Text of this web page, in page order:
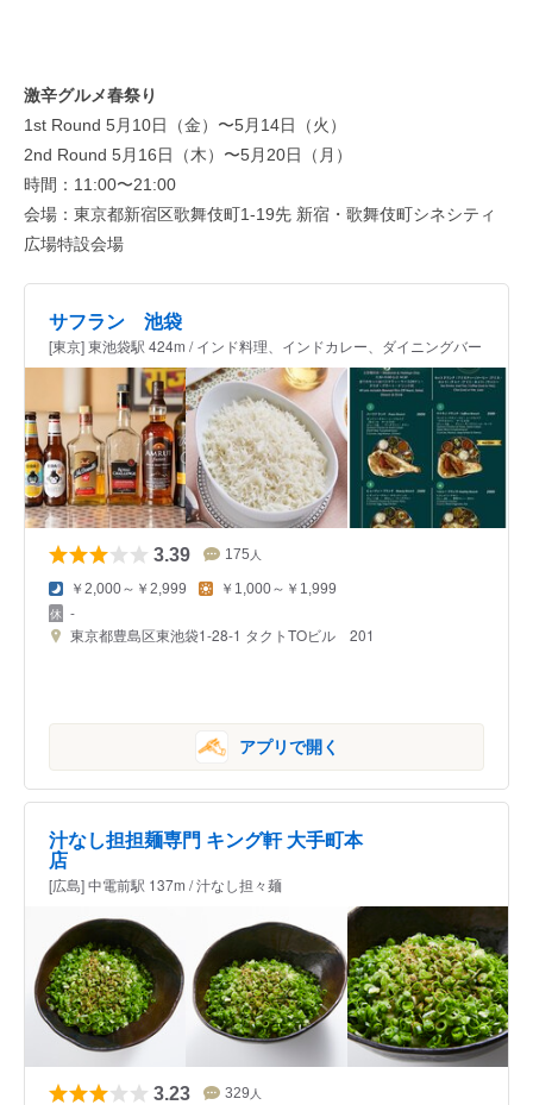
激辛グルメ春祭り
1st Round 5月10日（金）〜5月14日（火）
2nd Round 5月16日（木）〜5月20日（月）
時間：11:00〜21:00
会場：東京都新宿区歌舞伎町1-19先 新宿・歌舞伎町シネシティ
広場特設会場
サフラン 池袋
[東京] 東池袋駅 424m / インド料理、インドカレー、ダイニングバー
3.39 175 人
￥2,000～￥2,999 ￥1,000～￥1,999
-
東京都豊島区東池袋1-28-1 タクトTOビル 201
アプリで開く
汁なし担担麺専門 キング軒 大手町本
店
[広島] 中電前駅 137m / 汁なし担々麺
3.23 329 人